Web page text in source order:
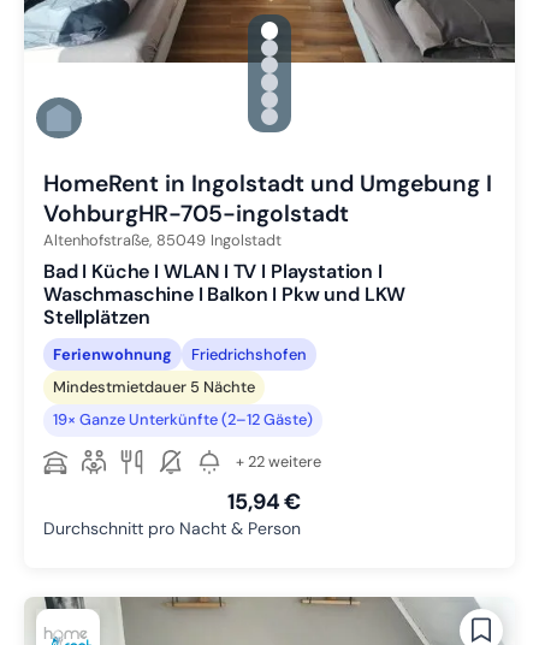
gallery.slide_selector
Zu Slide 1 wechseln
Zu Slide 2 wechseln
Zu Slide 3 wechseln
Zu Slide 4 wechseln
Zu Slide 5 wechseln
Zu Slide 6 wechseln
HomeRent in Ingolstadt und Umgebung I
VohburgHR-705-ingolstadt
Altenhofstraße, 85049 Ingolstadt
Bad I Küche I WLAN I TV I Playstation I
Waschmaschine I Balkon I Pkw und LKW
Stellplätzen
Ferienwohnung
Friedrichshofen
Mindestmietdauer 5 Nächte
19× Ganze Unterkünfte (2–12 Gäste)
+ 22 weitere
15,94 €
Durchschnitt pro Nacht & Person